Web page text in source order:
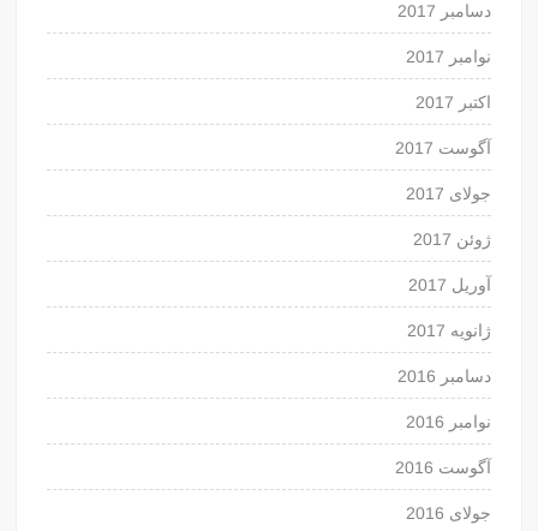
دسامبر 2017
نوامبر 2017
اکتبر 2017
آگوست 2017
جولای 2017
ژوئن 2017
آوریل 2017
ژانویه 2017
دسامبر 2016
نوامبر 2016
آگوست 2016
جولای 2016